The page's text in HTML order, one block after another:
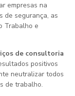
empresas na
de segurança, as
Trabalho e
de consultoria
positivos
neutralizar todos
de trabalho.